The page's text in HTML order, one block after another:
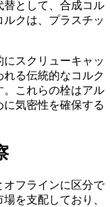
替として、合成コル
クは、プラスチッ
スクリューキャッ
る伝統的なコルク
。これらの栓はアル
に気密性を確保する
オフラインに区分で
を支配しており、